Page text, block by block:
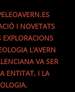
I NOVETATS
EXPLORACIONS
L’AVERN
VA SER
ENTITAT, I LA